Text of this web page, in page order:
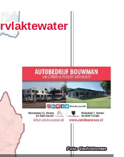
Vechtstromen